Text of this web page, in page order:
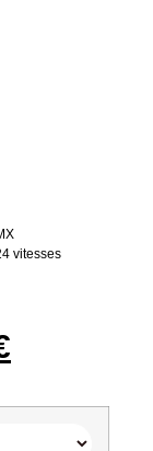
vitesses